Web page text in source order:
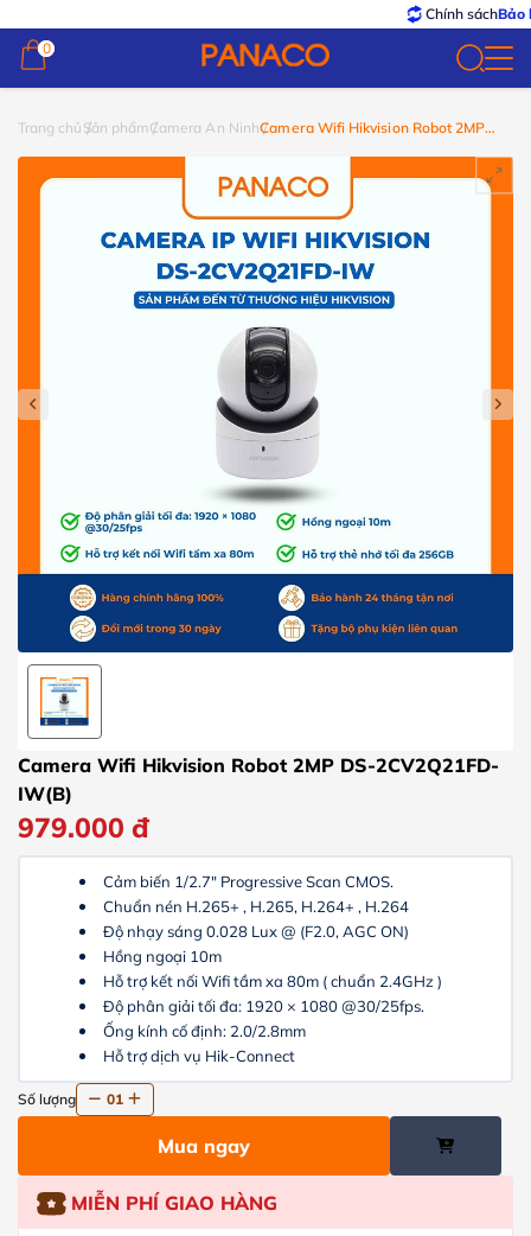
Chính sáchBảo hành
0
0
Trang chủ Sản phẩmCamera An NinhCamera Wifi Hikvision Robot 2MP
Camera Wifi Hikvision Robot 2MP DS-2CV2Q21FD-
IW(B)
979.000 đ
Cảm biến 1/2.7" Progressive Scan CMOS.
Chuẩn nén H.265+ , H.265, H.264+ , H.264
Độ nhạy sáng 0.028 Lux @ (F2.0, AGC ON)
Hồng ngoại 10m
Hỗ trợ kết nối Wifi tầm xa 80m ( chuẩn 2.4GHz )
Độ phân giải tối đa: 1920 × 1080 @30/25fps.
Ống kính cố định: 2.0/2.8mm
Hỗ trợ dịch vụ Hik-Connect
Số lượng 01
Mua ngay
MIỄN PHÍ GIAO HÀNG